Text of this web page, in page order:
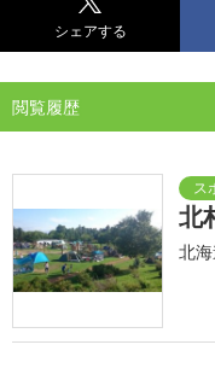
シェアする
閲覧履歴
北
北